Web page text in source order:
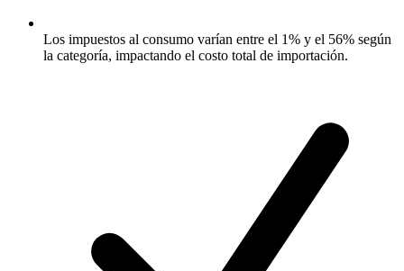
Los impuestos al consumo varían entre el 1% y el 56% según
la categoría, impactando el costo total de importación.